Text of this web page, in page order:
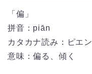
「偏」
拼音：piān
カタカナ読み：ピエン
意味：偏る、傾く